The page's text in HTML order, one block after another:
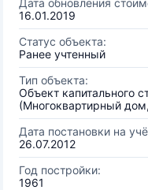
Дата обновления
16.01.2019
Статус объекта:
Ранее учтенный
Тип объекта:
Объект капитального
(Многоквартирный
Дата постановки на
26.07.2012
Год постройки:
1961